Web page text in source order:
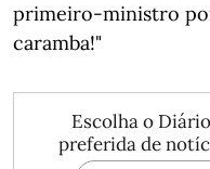
primeiro-ministro
caramba!"
Escolha o
preferida de